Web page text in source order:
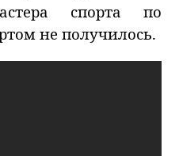
спорта по
не получилось.